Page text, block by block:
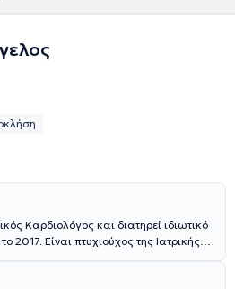
Καρδιολόγος και διατηρεί ιδιωτικό
Είναι πτυχιούχος της Ιατρικής
από το ίδιο πανεπιστήμιο.